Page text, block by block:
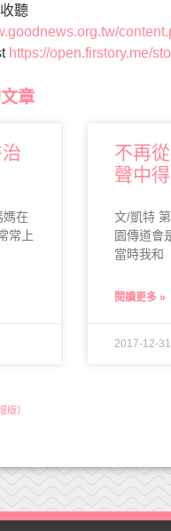
聽
https://open.firstory.me/
章
媽在
常上
不再
聲中
文/凱特
園傳道會
當時我和
閱讀更多 »
2017-12-31
版）